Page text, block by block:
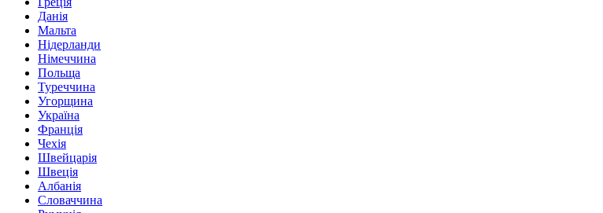
Данія
Мальта
Нідерланди
Німеччина
Польща
Туреччина
Угорщина
Україна
Франція
Чехія
Швейцарія
Швеція
Албанія
Словаччина